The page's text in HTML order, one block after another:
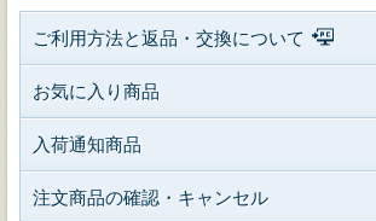
ご利用方法と返品・交換について
お気に入り商品
入荷通知商品
注文商品の確認・キャンセル